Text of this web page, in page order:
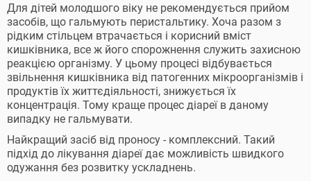
Для дітей молодшого віку не рекомендується прийом
засобів, що гальмують перистальтику. Хоча разом з
рідким стільцем втрачається і корисний вміст
кишківника, все ж його спорожнення служить захисною
реакцією організму. У цьому процесі відбувається
звільнення кишківника від патогенних мікроорганізмів і
продуктів їх життєдіяльності, знижується їх
концентрація. Тому краще процес діареї в даному
випадку не гальмувати.
Найкращий засіб від проносу - комплексний. Такий
підхід до лікування діареї дає можливість швидкого
одужання без розвитку ускладнень.